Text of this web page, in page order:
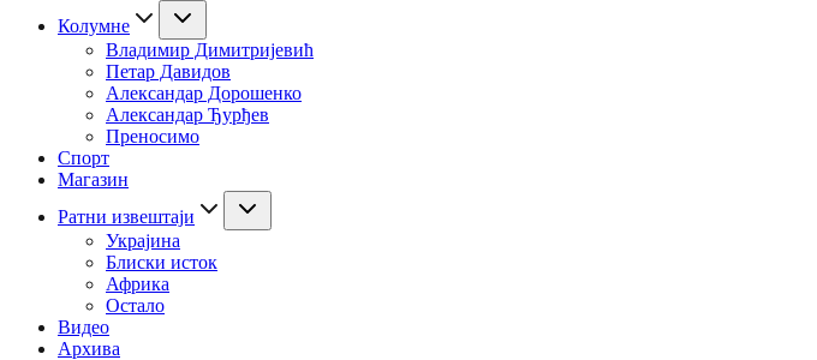
Колумне
Владимир Димитријевић
Петар Давидов
Александар Дорошенко
Александар Ђурђев
Преносимо
Спорт
Магазин
Ратни извештаји
Украјина
Блиски исток
Африка
Остало
Видео
Архива